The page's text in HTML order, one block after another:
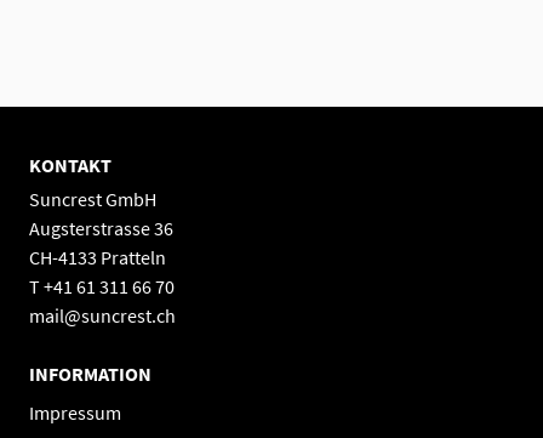
KONTAKT
Suncrest GmbH
Augsterstrasse 36
CH-4133 Pratteln
T +41 61 311 66 70
mail@suncrest.ch
INFORMATION
Impressum